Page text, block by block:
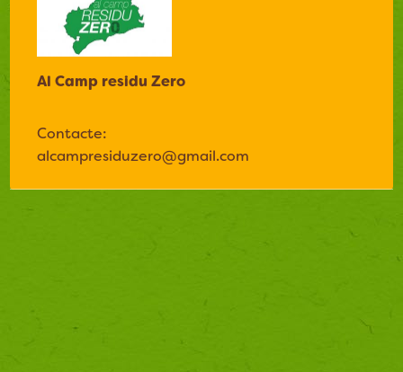
Al Camp residu Zero
Contacte:
alcampresiduzero@gmail.com